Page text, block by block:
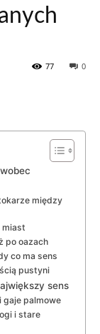
0
77
między
miast
po oazach
co ma sens
pustyni
sens
gaje palmowe
i stare